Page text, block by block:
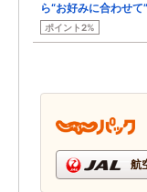
ら“お好みに合わせて
ポイント2%
航